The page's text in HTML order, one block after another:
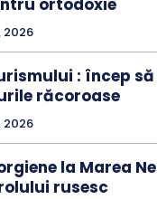
2026
: încep
răcoroase
2026
la Marea
rusesc